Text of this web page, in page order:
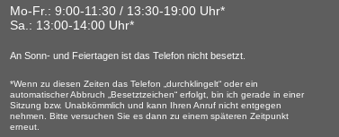
Mo-Fr.: 9:00-11:30 / 13:30-19:00 Uhr*
Sa. : 13:00-14:00 Uhr*
An Sonn- und Feiertagen ist das Telefon nicht besetzt.
*Wenn zu diesen Zeiten das Telefon „durchklingelt“ oder ein
automatischer Abbruch „Besetztzeichen“ erfolgt, bin ich gerade in einer
Sitzung bzw. Unabkömmlich und kann Ihren Anruf nicht entgegen
nehmen. Bitte versuchen Sie es dann zu einem späteren Zeitpunkt
erneut.